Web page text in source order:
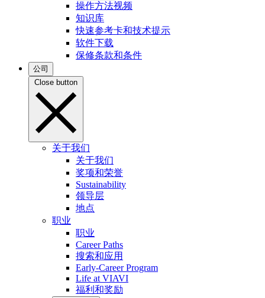
操作方法视频
知识库
快速参考卡和技术提示
软件下载
保修条款和条件
公司
Close button
关于我们
关于我们
奖项和荣誉
Sustainability
领导层
地点
职业
职业
Career Paths
搜索和应用
Early-Career Program
Life at VIAVI
福利和奖励